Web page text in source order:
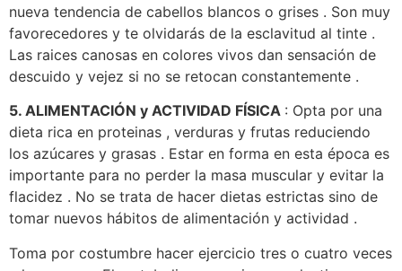
nueva tendencia de cabellos blancos o grises . Son muy
favorecedores y te olvidarás de la esclavitud al tinte .
Las raices canosas en colores vivos dan sensación de
descuido y vejez si no se retocan constantemente .
5. ALIMENTACIÓN y ACTIVIDAD FÍSICA : Opta por una
dieta rica en proteinas , verduras y frutas reduciendo
los azúcares y grasas . Estar en forma en esta época es
importante para no perder la masa muscular y evitar la
flacidez . No se trata de hacer dietas estrictas sino de
tomar nuevos hábitos de alimentación y actividad .
Toma por costumbre hacer ejercicio tres o cuatro veces